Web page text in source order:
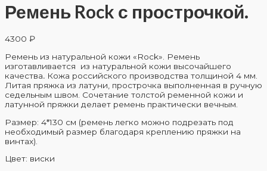
Ремень Rock с прострочкой.
4300 ₽
Ремень из натуральной кожи «Rock». Ремень
изготавливается из натуральной кожи высочайшего
качества. Кожа российского производства толщиной 4 мм.
Литая пряжка из латуни, прострочка выполненная в ручную
седельным швом. Сочетание толстой ременной кожи и
латунной пряжки делает ремень практически вечным.
Размер: 4*130 cм (ремень легко можно подрезать под
необходимый размер благодаря креплению пряжки на
винтах).
Цвет: виски